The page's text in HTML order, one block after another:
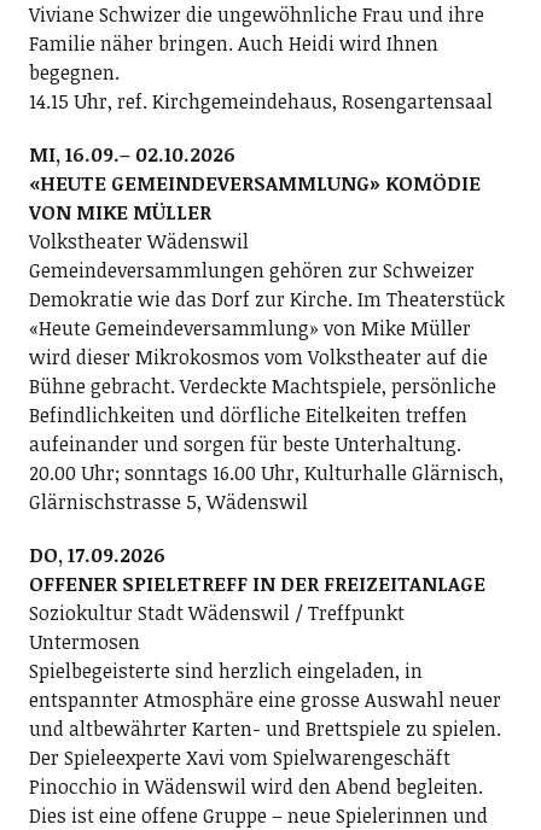
Viviane Schwizer die ungewöhnliche Frau und ihre
Familie näher bringen. Auch Heidi wird Ihnen
begegnen.
14.15 Uhr, ref. Kirchgemeindehaus, Rosengartensaal
MI, 16.09.– 02.10.2026
«HEUTE GEMEINDEVERSAMMLUNG» KOMÖDIE
VON MIKE MÜLLER
Volkstheater Wädenswil
Gemeindeversammlungen gehören zur Schweizer
Demokratie wie das Dorf zur Kirche. Im Theaterstück
«Heute Gemeindeversammlung» von Mike Müller
wird dieser Mikrokosmos vom Volkstheater auf die
Bühne gebracht. Verdeckte Machtspiele, persönliche
Befindlichkeiten und dörfliche Eitelkeiten treffen
aufeinander und sorgen für beste Unterhaltung.
20.00 Uhr; sonntags 16.00 Uhr, Kulturhalle Glärnisch,
Glärnischstrasse 5, Wädenswil
DO, 17.09.2026
OFFENER SPIELETREFF IN DER FREIZEITANLAGE
Soziokultur Stadt Wädenswil / Treffpunkt
Untermosen
Spielbegeisterte sind herzlich eingeladen, in
entspannter Atmosphäre eine grosse Auswahl neuer
und altbewährter Karten- und Brettspiele zu spielen.
Der Spieleexperte Xavi vom Spielwarengeschäft
Pinocchio in Wädenswil wird den Abend begleiten.
Dies ist eine offene Gruppe – neue Spielerinnen und